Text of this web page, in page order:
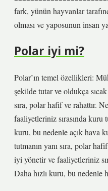
fark, yünün hayvanlar
olması ve yaposunun insan
Polar iyi mi?
Polar’ın temel özellikleri:
şekilde tutar ve oldukça
sıra, polar hafif ve rahattır.
faaliyetleriniz sırasında kuru
kuru, bu nedenle açık hava
tutmanın yanı sıra, polar
iyi yönetir ve faaliyetleriniz
Daha hızlı kuru, bu